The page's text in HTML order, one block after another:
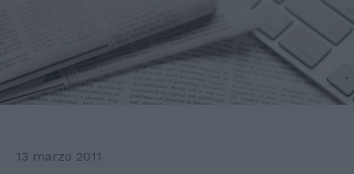
13 marzo 2011